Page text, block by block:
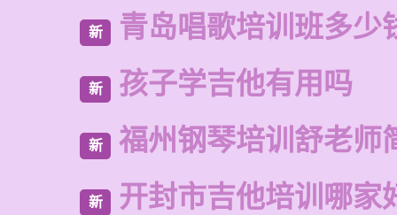
新 青岛唱歌培训班多少
新 孩子学吉他有用吗
新 福州钢琴培训舒老师
新 开封市吉他培训哪家